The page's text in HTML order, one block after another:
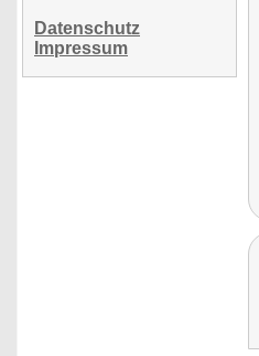
Datenschutz
Impressum